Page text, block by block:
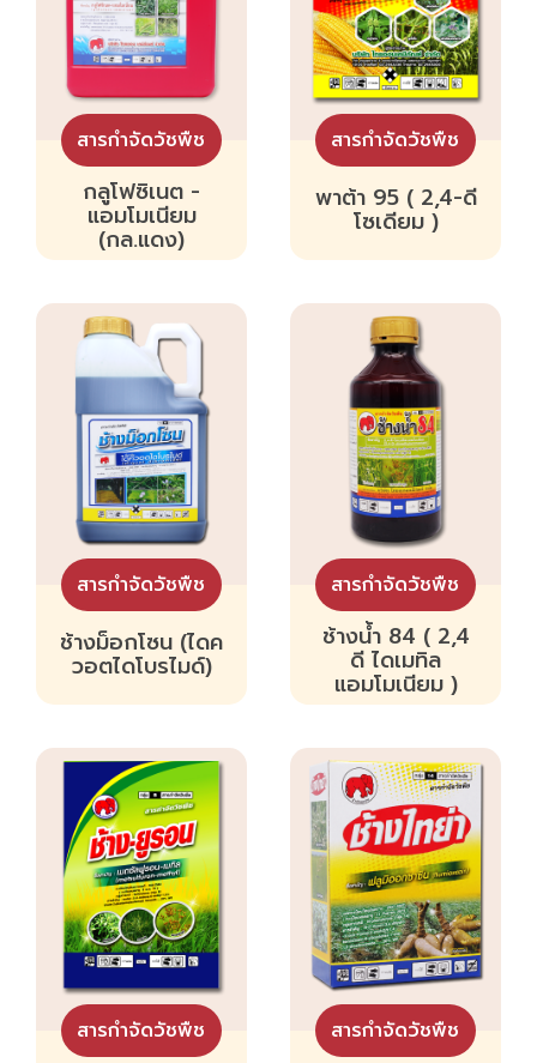
สารกำจัดวัชพืช
กลูโฟซิเนต -
แอมโมเนียม
(กล.แดง)
สารกำจัดวัชพืช
พาต้า 95 ( 2,4-ดี
โซเดียม )
สารกำจัดวัชพืช
ช้างม็อกโซน (ไดค
วอตไดโบรไมด์)
สารกำจัดวัชพืช
ช้างน้ำ 84 ( 2,4
ดี ไดเมทิล
แอมโมเนียม )
สารกำจัดวัชพืช สารกำจัดวัชพืช